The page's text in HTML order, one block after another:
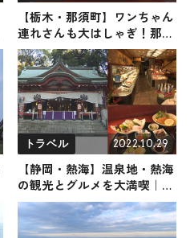
【栃木・那須町】ワンちゃん
連れさんも大はしゃぎ！那須
町の家族で楽しめるおすすめ
レジャーとグルメスポット
トラベル 2022.10.29
【静岡・熱海】温泉地・熱海
の観光とグルメを大満喫｜海
の幸と絶景を楽しむスポット
が目白押し